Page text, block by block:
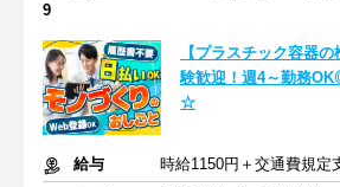
9
【プラスチック容器
験歓迎！週4～勤務
☆
給与
時給1150円＋交通費規定